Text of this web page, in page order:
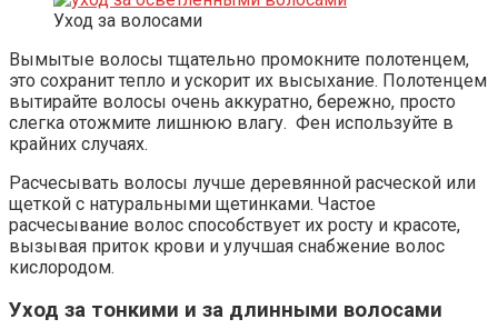
Уход за волосами
Вымытые волосы тщательно промокните полотенцем,
это сохранит тепло и ускорит их высыхание. Полотенцем
вытирайте волосы очень аккуратно, бережно, просто
слегка отожмите лишнюю влагу. Фен используйте в
крайних случаях.
Расчесывать волосы лучше деревянной расческой или
щеткой с натуральными щетинками. Частое
расчесывание волос способствует их росту и красоте,
вызывая приток крови и улучшая снабжение волос
кислородом.
Уход за тонкими и за длинными волосами